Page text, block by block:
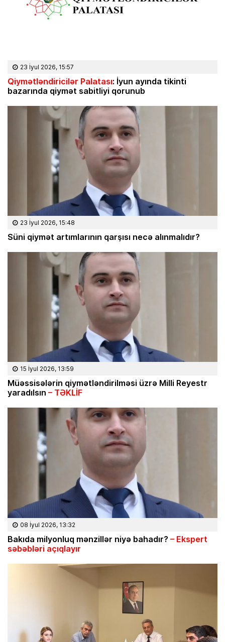
23 İyul 2026, 15:57
Qiymətləndiricilər Palatası: İyun ayında tikinti
bazarında qiymət sabitliyi qorunub
23 İyul 2026, 15:48
Süni qiymət artımlarının qarşısı necə alınmalıdır?
15 İyul 2026, 13:59
Müəssisələrin qiymətləndirilməsi üzrə Milli Reyestr
yaradılsın – TƏKLİF
08 İyul 2026, 13:32
Bakıda milyonluq mənzillər niyə bahadır? – Ekspert
səbəbləri açıqlayır